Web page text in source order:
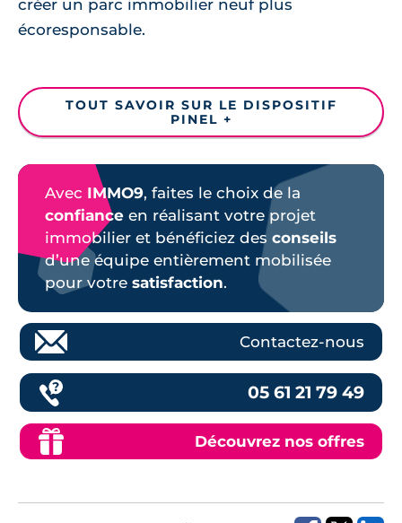
créer un parc immobilier neuf plus
écoresponsable.
TOUT SAVOIR SUR LE DISPOSITIF
PINEL +
Avec IMMO9, faites le choix de la
confiance en réalisant votre projet
immobilier et bénéficiez des conseils
d’une équipe entièrement mobilisée
pour votre satisfaction.
Contactez-nous
05 61 21 79 49
Découvrez nos offres